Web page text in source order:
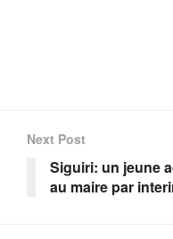
Next Post
Siguiri: un jeune
au maire par